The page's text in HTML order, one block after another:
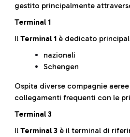
gestito principalmente
Terminal 1
Il Terminal 1 è dedicato
nazionali
Schengen
Ospita diverse compagnie
collegamenti frequenti con le
Terminal 3
Il Terminal 3 è il terminal di